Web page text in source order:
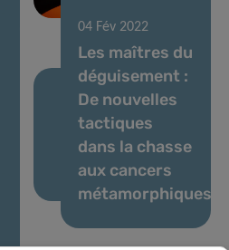
04 Fév 2022
Les maîtres du
déguisement :
De nouvelles
tactiques
dans la chasse
aux cancers
métamorphiques